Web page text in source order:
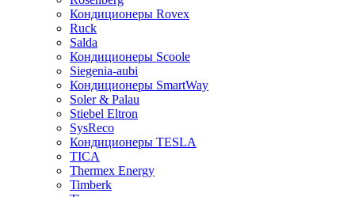
Кондиционеры Rovex
Ruck
Salda
Кондиционеры Scoole
Siegenia-aubi
Кондиционеры SmartWay
Soler & Palau
Stiebel Eltron
SysReco
Кондиционеры TESLA
TICA
Thermex Energy
Timberk